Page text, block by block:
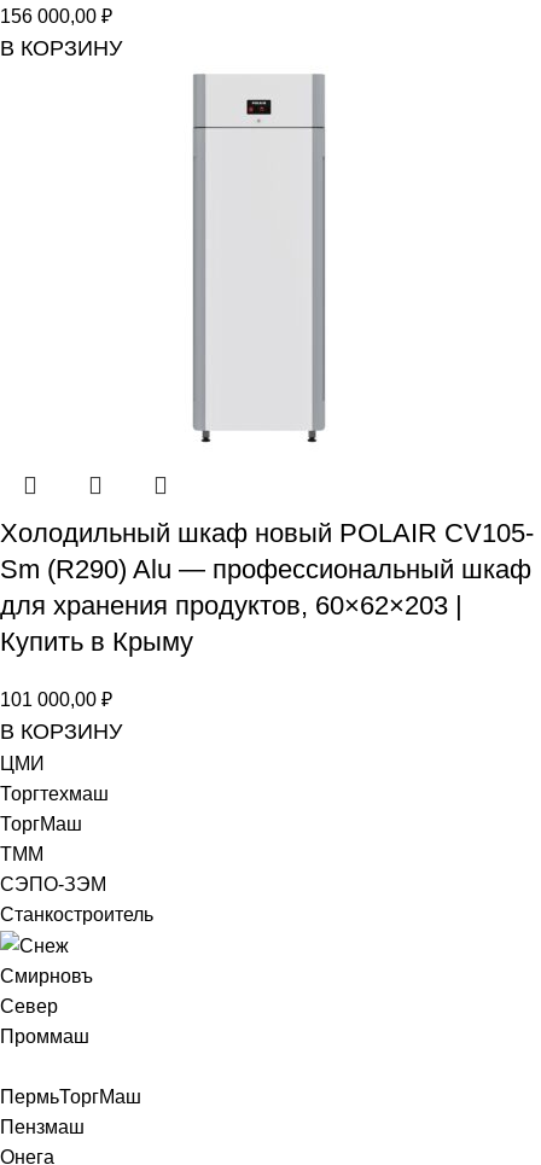
156 000,00 ₽
В КОРЗИНУ
Холодильный шкаф новый POLAIR CV105-
Sm (R290) Alu — профессиональный шкаф
для хранения продуктов, 60×62×203 |
Купить в Крыму
101 000,00 ₽
В КОРЗИНУ
ЦМИ
Торгтехмаш
ТоргМаш
ТММ
СЭПО-ЗЭМ
Станкостроитель
Смирновъ
Север
Проммаш
ПермьТоргМаш
Пензмаш
Онега